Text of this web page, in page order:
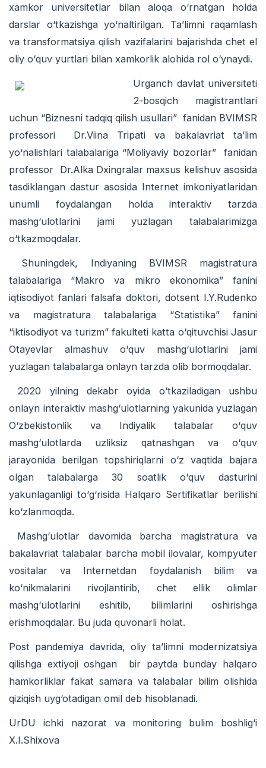
xamkor universitetlar bilan aloqa о‘rnatgan holda
darslar о‘tkazishga yо‘naltirilgan. Ta’limni raqamlash
va transformatsiya qilish vazifalarini bajarishda chet el
oliy о‘quv yurtlari bilan xamkorlik alohida rol о‘ynaydi.
Urganch davlat universiteti
2-bosqich magistrantlari
uchun “Biznesni tadqiq qilish usullari” fanidan BVIMSR
professori Dr.Viina Tripati va bakalavriat ta’lim
yо‘nalishlari talabalariga “Moliyaviy bozorlar” fanidan
professor Dr.Alka Dxingralar maxsus kelishuv asosida
tasdiklangan dastur asosida Internet imkoniyatlaridan
unumli foydalangan holda interaktiv tarzda
mashg‘ulotlarini jami yuzlagan talabalarimizga
о‘tkazmoqdalar.
Shuningdek, Indiyaning BVIMSR magistratura
talabalariga “Makro va mikro ekonomika” fanini
iqtisodiyot fanlari falsafa doktori, dotsent I.Y.Rudenko
va magistratura talabalariga “Statistika” fanini
“iktisodiyot va turizm” fakulteti katta о‘qituvchisi Jasur
Otayevlar almashuv о‘quv mashg‘ulotlarini jami
yuzlagan talabalarga onlayn tarzda olib bormoqdalar.
2020 yilning dekabr oyida о‘tkaziladigan ushbu
onlayn interaktiv mashg‘ulotlarning yakunida yuzlagan
О‘zbekistonlik va Indiyalik talabalar о‘quv
mashg‘ulotlarda uzliksiz qatnashgan va о‘quv
jarayonida berilgan topshiriqlarni о‘z vaqtida bajara
olgan talabalarga 30 soatlik о‘quv dasturini
yakunlaganligi tо‘g‘risida Halqaro Sertifikatlar berilishi
kо‘zlanmoqda.
Mashg‘ulotlar davomida barcha magistratura va
bakalavriat talabalar barcha mobil ilovalar, kompyuter
vositalar va Internetdan foydalanish bilim va
kо‘nikmalarini rivojlantirib, chet ellik olimlar
mashg‘ulotlarini eshitib, bilimlarini oshirishga
erishmoqdalar. Bu juda quvonarli holat.
Post pandemiya davrida, oliy ta’limni modernizatsiya
qilishga extiyoji oshgan bir paytda bunday halqaro
hamkorliklar fakat samara va talabalar bilim olishida
qiziqish uyg‘otadigan omil deb hisoblanadi.
UrDU ichki nazorat va monitoring bulim boshlig‘i
X.I.Shixova